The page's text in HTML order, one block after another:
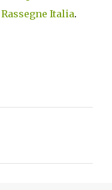
Rassegne Italia.